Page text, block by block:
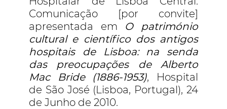
Comunicação [por convite]
apresentada em O património
cultural e científico dos antigos
hospitais de Lisboa: na senda
das preocupações de Alberto
Mac Bride (1886-1953), Hospital
de São José (Lisboa, Portugal), 24
de Junho de 2010.